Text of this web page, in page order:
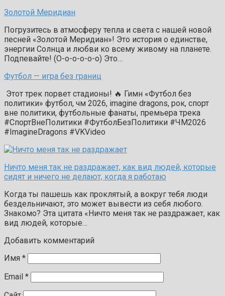
Золотой Меридиан
Погрузитесь в атмосферу тепла и света с нашей новой
песней «Золотой Меридиан»! Это история о единстве,
энергии Солнца и любви ко всему живому на планете.
Подпевайте! (О-о-о-о-о-о) Это…
Футбол — игра без границ
Этот трек порвет стадионы! 🔥 Гимн «Футбол без
политики» футбол, чм 2026, imagine dragons, рок, спорт
вне политики, футбольные фанаты, премьера трека
#СпортВнеПолитики #ФутболБезПолитики #ЧМ2026
#ImagineDragons #VKVideo
Ничто меня так не раздражает, как вид людей, которые
сидят и ничего не делают, когда я работаю
Когда ты пашешь как проклятый, а вокруг тебя люди
бездельничают, это может вывести из себя любого.
Знакомо? Эта цитата «Ничто меня так не раздражает, как
вид людей, которые…
Добавить комментарий
Имя *
Email *